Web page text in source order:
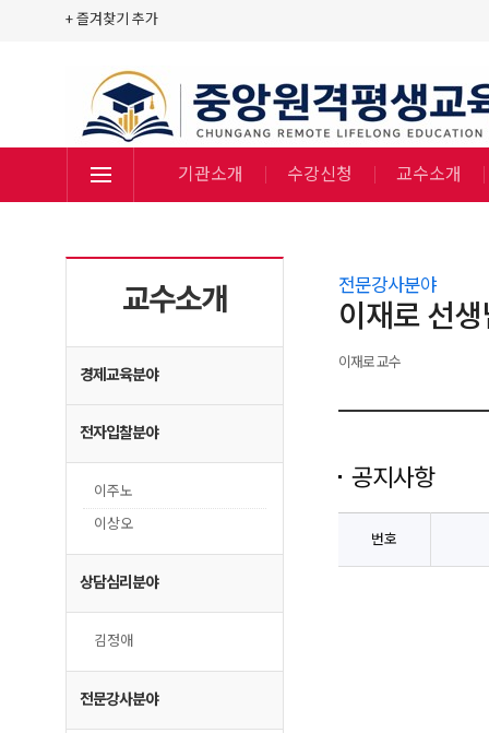
+ 즐겨찾기 추가
기관소개 수강신청 교수소개
교수소개
경제교육분야
전자입찰분야
이주노
이상오
상담심리분야
김정애
전문강사분야
전문강사분야
이재로 선
이재로 교수
공지사항
번호